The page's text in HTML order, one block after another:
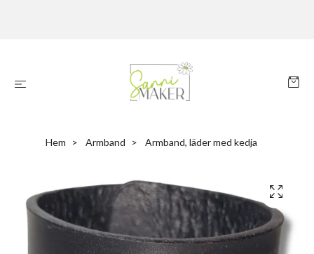
Hem Armband Armband, läder med kedja